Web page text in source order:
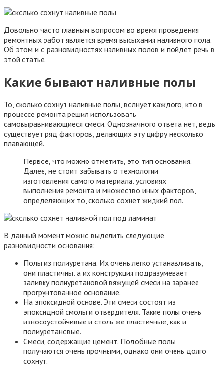
Довольно часто главным вопросом во время проведения
ремонтных работ является время высыхания наливного пола.
Об этом и о разновидностях наливных полов и пойдет речь в
этой статье.
Какие бывают наливные полы
То, сколько сохнут наливные полы, волнует каждого, кто в
процессе ремонта решил использовать
самовыравнивающиеся смеси. Однозначного ответа нет, ведь
существует ряд факторов, делающих эту цифру несколько
плавающей.
Первое, что можно отметить, это тип основания.
Далее, не стоит забывать о технологии
изготовления самого материала, условиях
выполнения ремонта и множество иных факторов,
определяющих то, сколько сохнет жидкий пол.
В данный момент можно выделить следующие
разновидности основания:
Полы из полиуретана. Их очень легко устанавливать,
они пластичны, а их конструкция подразумевает
заливку полиуретановой вяжущей смеси на заранее
прогрунтованное основание.
На эпоксидной основе. Эти смеси состоят из
эпоксидной смолы и отвердителя. Такие полы очень
износоустойчивые и столь же пластичные, как и
полиуретановые.
Смеси, содержащие цемент. Подобные полы
получаются очень прочными, однако они очень долго
сохнут.